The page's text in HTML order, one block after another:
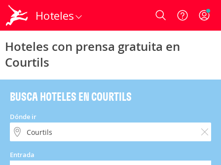
Hoteles Login
Hoteles con prensa gratuita en
Courtils
BUSCA HOTELES EN COURTILS
Dónde ir
Entrada